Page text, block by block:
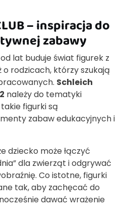
– inspiracja do
zabawy
lat buduje świat figurek z
rodzicach, którzy szukają
Schleich
należy do tematyki
takie figurki są
zabaw edukacyjnych i
dziecko może łączyć
dla zwierząt i odgrywać
Co istotne, figurki
tak, aby zachęcać do
dawać wrażenie